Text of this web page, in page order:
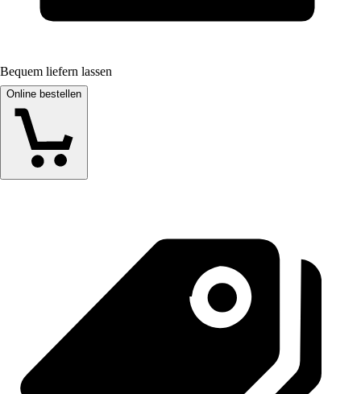
Bequem liefern lassen
Online bestellen